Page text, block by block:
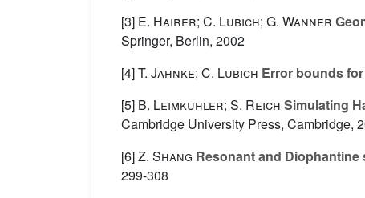
[3] E. Hairer; C. Lubich; G. Wanner
Springer, Berlin, 2002
[4]T. Jahnke; C. Lubich Error bounds
[5] B. Leimkuhler; S. Reich Simulating
Cambridge University Press, Cambridge,
[6]Z. Shang Resonant and
299-308